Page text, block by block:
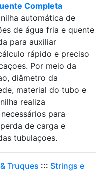
Completa
automática de
de água fria e quente
para auxiliar
rápido e preciso
Por meio da
diâmetro da
material do tubo e
realiza
para
de carga e
tubulaçoes.
Truques ::: Strings e